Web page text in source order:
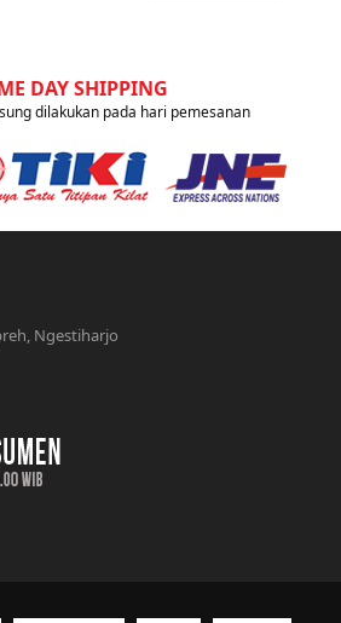
DAY SHIPPING
dilakukan pada hari pemesanan
Ngestiharjo